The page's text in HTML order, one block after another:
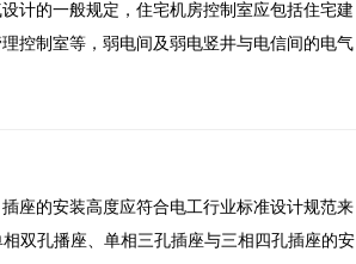
计的一般规定，住宅机房控制室应包括住宅建
控制室等，弱电间及弱电竖井与电信间的电气
座的安装高度应符合电工行业标准设计规范来
双孔播座、单相三孔插座与三相四孔插座的安